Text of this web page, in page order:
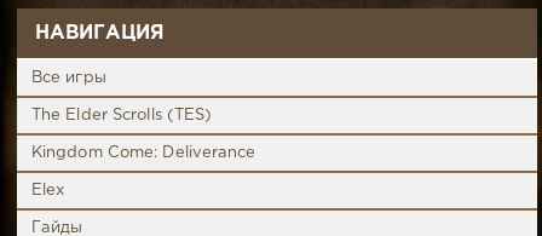
НАВИГАЦИЯ
Все игры
The Elder Scrolls (TES)
Kingdom Come: Deliverance
Elex
Гайды